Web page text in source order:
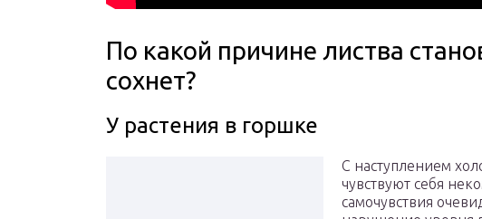
По какой причине листва
сохнет?
У растения в горшке
С наступлением
чувствуют себя
самочувствия